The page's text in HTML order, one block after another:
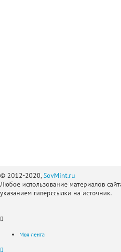
© 2012-2020,SovMint.ru
Любое использование материалов
указанием гиперссылки на источник.
Моя лента